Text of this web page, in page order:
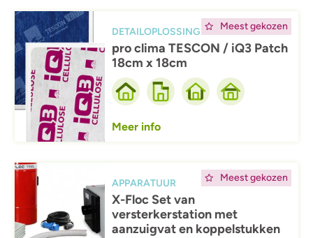
Meest gekozen
Afbeelding
DETAILOPLOSSING
pro clima TESCON / iQ3 Patch
18cm x 18cm
Meer info
Meest gekozen
Afbeelding
APPARATUUR
X-Floc Set van
versterkerstation met
aanzuigvat en koppelstukken